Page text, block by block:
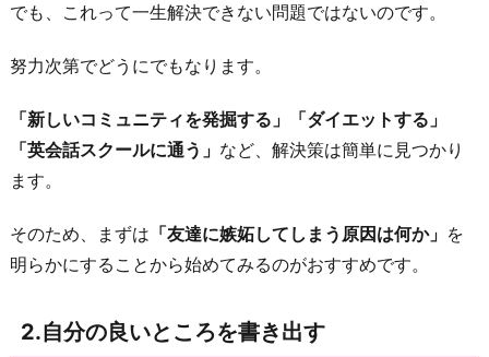
し
れ
を
し
か
る
でも、これって一生解決できない問題ではないのです。
努力次第でどうにでもなります。
「新しいコミュニティを発掘する」「ダイエットする」
「英会話スクールに通う」 など、解決策は簡単に見つかり
ます。
そのため、まずは 「友達に嫉妬してしまう原因は何か」 を
明らかにすることから始めてみるのがおすすめです。
2.自分の良いところを書き出す